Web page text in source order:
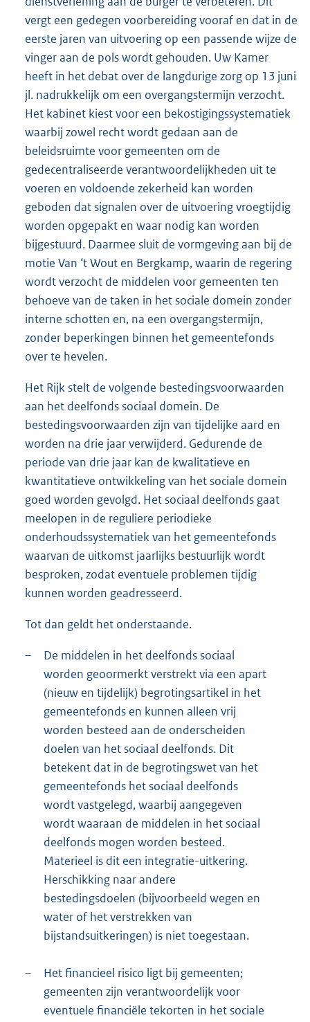
vergt een gedegen voorbereiding vooraf en dat in de
eerste jaren van uitvoering op een passende wijze de
vinger aan de pols wordt gehouden. Uw Kamer
heeft in het debat over de langdurige zorg op 13 juni
jl. nadrukkelijk om een overgangstermijn verzocht.
Het kabinet kiest voor een bekostigingssystematiek
waarbij zowel recht wordt gedaan aan de
beleidsruimte voor gemeenten om de
gedecentraliseerde verantwoordelijkheden uit te
voeren en voldoende zekerheid kan worden
geboden dat signalen over de uitvoering vroegtijdig
worden opgepakt en waar nodig kan worden
bijgestuurd. Daarmee sluit de vormgeving aan bij de
motie Van ‘t Wout en Bergkamp, waarin de regering
wordt verzocht de middelen voor gemeenten ten
behoeve van de taken in het sociale domein zonder
interne schotten en, na een overgangstermijn,
zonder beperkingen binnen het gemeentefonds
over te hevelen.
Het Rijk stelt de volgende bestedingsvoorwaarden
aan het deelfonds sociaal domein. De
bestedingsvoorwaarden zijn van tijdelijke aard en
worden na drie jaar verwijderd. Gedurende de
periode van drie jaar kan de kwalitatieve en
kwantitatieve ontwikkeling van het sociale domein
goed worden gevolgd. Het sociaal deelfonds gaat
meelopen in de reguliere periodieke
onderhoudssystematiek van het gemeentefonds
waarvan de uitkomst jaarlijks bestuurlijk wordt
besproken, zodat eventuele problemen tijdig
kunnen worden geadresseerd.
Tot dan geldt het onderstaande.
–
De middelen in het deelfonds sociaal
worden geoormerkt verstrekt via een apart
(nieuw en tijdelijk) begrotingsartikel in het
gemeentefonds en kunnen alleen vrij
worden besteed aan de onderscheiden
doelen van het sociaal deelfonds. Dit
betekent dat in de begrotingswet van het
gemeentefonds het sociaal deelfonds
wordt vastgelegd, waarbij aangegeven
wordt waaraan de middelen in het sociaal
deelfonds mogen worden besteed.
Materieel is dit een integratie-uitkering.
Herschikking naar andere
bestedingsdoelen (bijvoorbeeld wegen en
water of het verstrekken van
bijstandsuitkeringen) is niet toegestaan.
–
Het financieel risico ligt bij gemeenten;
gemeenten zijn verantwoordelijk voor
eventuele financiële tekorten in het sociale